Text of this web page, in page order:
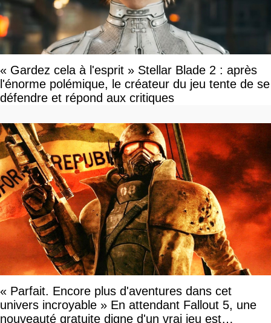
« Gardez cela à l'esprit » Stellar Blade 2 : après
l'énorme polémique, le créateur du jeu tente de se
défendre et répond aux critiques
« Parfait. Encore plus d'aventures dans cet
univers incroyable » En attendant Fallout 5, une
nouveauté gratuite digne d'un vrai jeu est